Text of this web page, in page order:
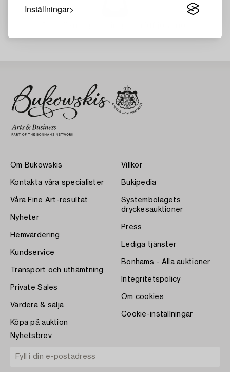
Inställningar
Om Bukowskis
Kontakta våra specialister
Våra Fine Art-resultat
Nyheter
Hemvärdering
Kundservice
Transport och uthämtning
Private Sales
Värdera & sälja
Köpa på auktion
Villkor
Bukipedia
Systembolagets
dryckesauktioner
Press
Lediga tjänster
Bonhams - Alla auktioner
Integritetspolicy
Om cookies
Cookie-inställningar
Nyhetsbrev